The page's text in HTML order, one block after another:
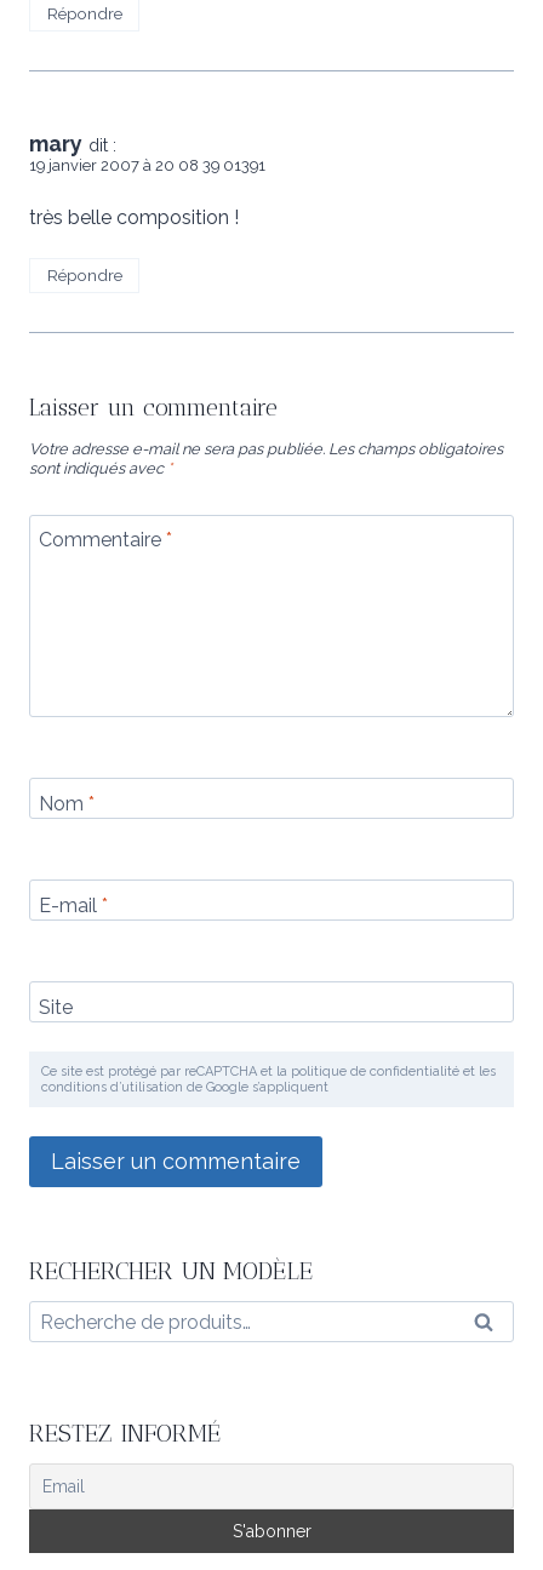
Répondre
mary dit :
19 janvier 2007 à 20 08 39 01391
très belle composition !
Répondre
Laisser un commentaire
Votre adresse e-mail ne sera pas publiée. Les champs obligatoires
sont indiqués avec *
Commentaire *
Nom *
E-mail *
Site
Ce site est protégé par reCAPTCHA et la politique de confidentialité et les
conditions d’utilisation de Google s’appliquent
RECHERCHER UN MODÈLE
Recherche
pour :
RESTEZ INFORMÉ